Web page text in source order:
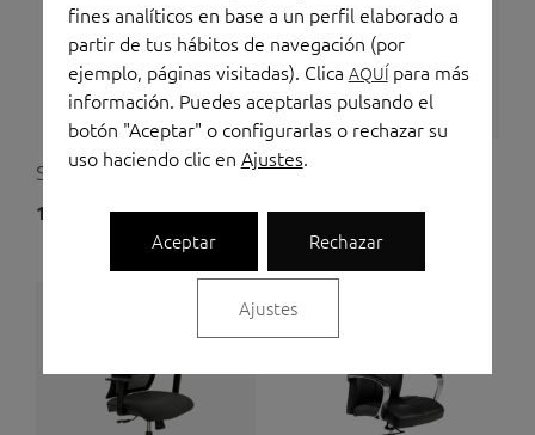
Silla de oficina Tirana
190,00 (IVA no incluido)
Silla de oficina Skena
305,00€ (IVA no incluido)
fines analíticos en base a un perfil elaborado a
partir de tus hábitos de navegación (por
ejemplo, páginas visitadas). Clica AQUÍpara más
información. Puedes aceptarlas pulsando el
botón "Aceptar" o configurarlas o rechazar su
uso haciendo clic en Ajustes.
Aceptar Rechazar
Ajustes